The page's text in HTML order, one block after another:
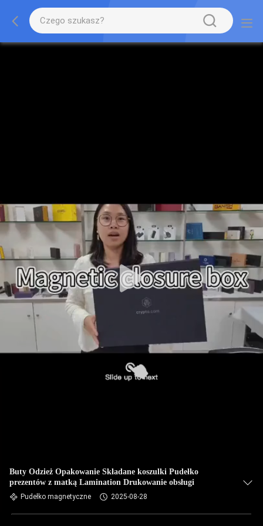
Buty Odzież Opakowanie Składane koszulki Pudełko
prezentów z matką Lamination Drukowanie obsługi
Pudełko magnetyczne 2025-08-28